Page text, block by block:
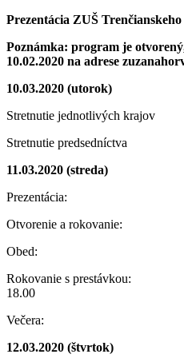
Prezentácia ZUŠ
Poznámka: program je
10.02.2020 na adrese
10.03.2020
Stretnutie jednotlivých
Stretnutie
11.03.2020
Prezentácia:
Otvorenie a
Obed:
Rokovanie s
18.00
Večera:
12.03.2020 (štvrtok)